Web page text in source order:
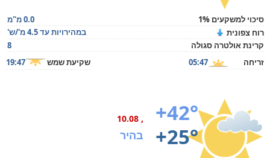
סיכוי למשקעים 1%
0.0 מ"מ
רוח צפונית
במהירויות עד 4.5 מ'/ש'
קרינת אולטרה סגולה
8
זריחה
05:47 שקיעת שמש 19:47
+42°
+25°
, 10.08
בהיר